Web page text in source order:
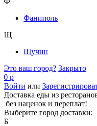
Фаниполь
Щ
Щучин
Это ваш город? Закрыто
0 р
Войти или
Доставка еды из
без наценок и переплат!
Выберите город доставки:
Б